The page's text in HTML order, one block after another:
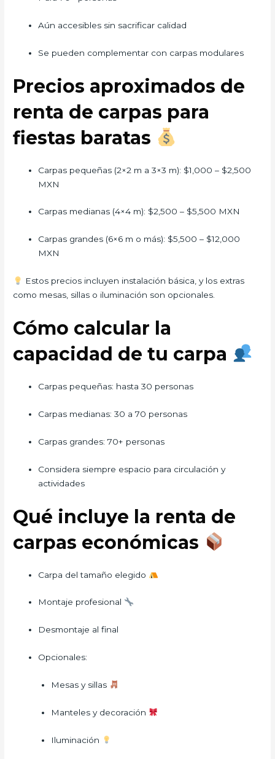
Aún accesibles sin sacrificar calidad
Se pueden complementar con carpas modulares
Precios aproximados de
renta de carpas para
fiestas baratas
Carpas pequeñas (2×2 m a 3×3 m): $1,000 – $2,500
MXN
Carpas medianas (4×4 m): $2,500 – $5,500 MXN
Carpas grandes (6×6 m o más): $5,500 – $12,000
MXN
Estos precios incluyen instalación básica, y los extras
como mesas, sillas o iluminación son opcionales.
Cómo calcular la
capacidad de tu carpa
Carpas pequeñas: hasta 30 personas
Carpas medianas: 30 a 70 personas
Carpas grandes: 70+ personas
Considera siempre espacio para circulación y
actividades
Qué incluye la renta de
carpas económicas
Carpa del tamaño elegido
Montaje profesional
Desmontaje al final
Opcionales:
Mesas y sillas
Manteles y decoración
Iluminación